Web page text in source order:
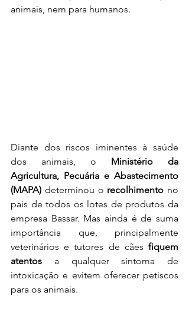
animais, nem para humanos.
Diante dos riscos iminentes à saúde
dos animais, o Ministério da
Agricultura, Pecuária e Abastecimento
(MAPA) determinou o recolhimento no
país de todos os lotes de produtos da
empresa Bassar. Mas ainda é de suma
importância que, principalmente
veterinários e tutores de cães fiquem
atentos a qualquer sintoma de
intoxicação e evitem oferecer petiscos
para os animais.